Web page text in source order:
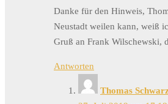
Danke für den Hinweis,
Neustadt weilen kann, weiß
Gruß an Frank Wilschewski,
Antworten
Thomas